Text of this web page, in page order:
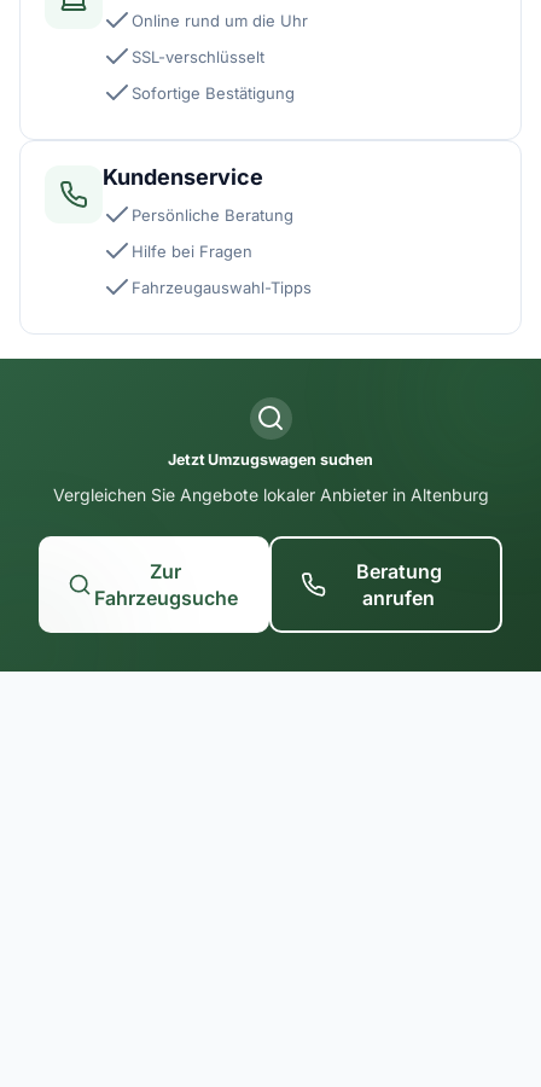
Online rund um die Uhr
SSL-verschlüsselt
Sofortige Bestätigung
Kundenservice
Persönliche Beratung
Hilfe bei Fragen
Fahrzeugauswahl-Tipps
Jetzt Umzugswagen suchen
Vergleichen Sie Angebote lokaler Anbieter in Altenburg
Zur
Fahrzeugsuche
Beratung
anrufen